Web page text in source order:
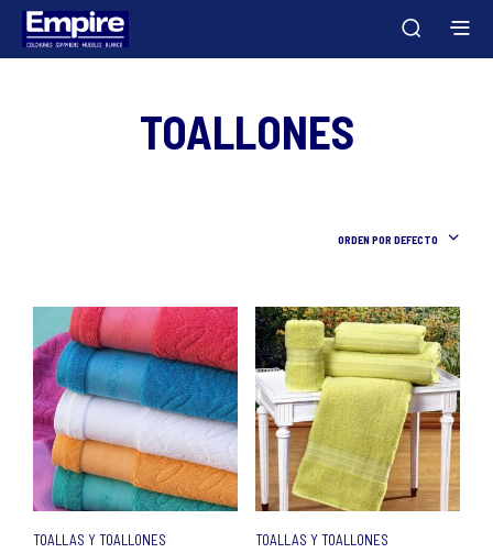
TOALLONES
ORDEN POR DEFECTO
TOALLAS Y TOALLONES
TOALLAS Y TOALLONES